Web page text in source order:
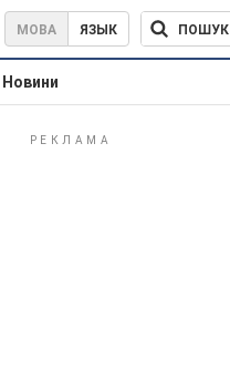
МОВА ЯЗЫК ПОШУК
Новини